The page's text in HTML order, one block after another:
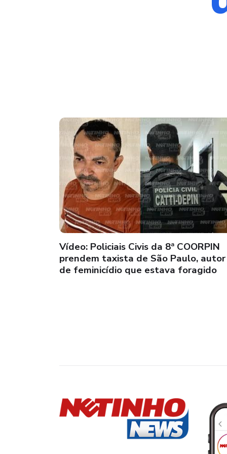
Vídeo: Policiais Civis da 8ª COORPIN
prendem taxista de São Paulo, autor
de feminicídio que estava foragido